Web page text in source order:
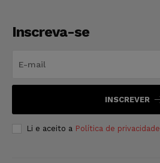
Inscreva-se
INSCREVER
Li e aceito a Política de privacidade